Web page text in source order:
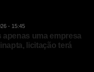
- 15:45
uma empresa
licitação terá